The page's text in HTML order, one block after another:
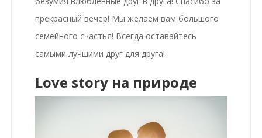
прекрасный вечер! Мы желаем вам большого
семейного счастья! Всегда оставайтесь
самыми лучшими друг для друга!
Love story на природе